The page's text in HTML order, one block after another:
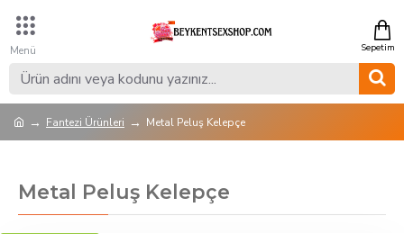
Fantezi Ürünleri Metal Peluş Kelepçe
Metal Peluş Kelepçe